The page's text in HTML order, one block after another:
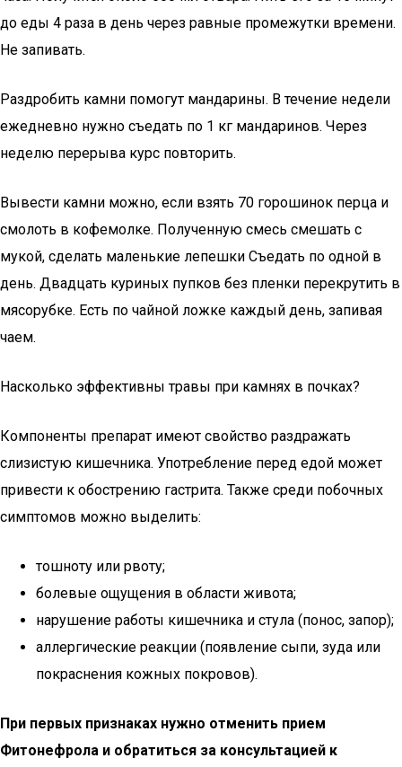
до еды 4 раза в день через равные промежутки времени.
Не запивать.
Раздробить камни помогут мандарины. В течение недели
ежедневно нужно съедать по 1 кг мандаринов. Через
неделю перерыва курс повторить.
Вывести камни можно, если взять 70 горошинок перца и
смолоть в кофемолке. Полученную смесь смешать с
мукой, сделать маленькие лепешки Съедать по одной в
день. Двадцать куриных пупков без пленки перекрутить в
мясорубке. Есть по чайной ложке каждый день, запивая
чаем.
Насколько эффективны травы при камнях в почках?
Компоненты препарат имеют свойство раздражать
слизистую кишечника. Употребление перед едой может
привести к обострению гастрита. Также среди побочных
симптомов можно выделить:
тошноту или рвоту;
болевые ощущения в области живота;
нарушение работы кишечника и стула (понос, запор);
аллергические реакции (появление сыпи, зуда или
покраснения кожных покровов).
При первых признаках нужно отменить прием
Фитонефрола и обратиться за консультацией к